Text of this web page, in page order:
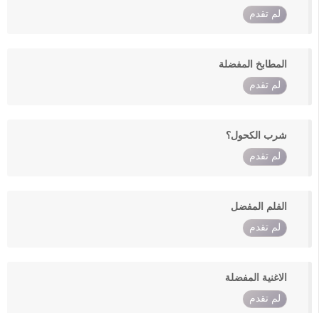
لم تقدم
المطابخ المفضلة
لم تقدم
شرب الكحول؟
لم تقدم
الفلم المفضل
لم تقدم
الاغنية المفضلة
لم تقدم